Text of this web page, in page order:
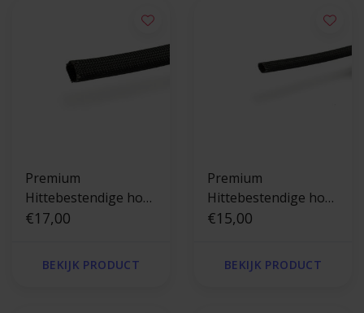
Premium
Hittebestendige hoes
Zwart tot 550 °C - 10
€17,00
BEKIJK PRODUCT
Premium
Hittebestendige hoes
Zwart tot 550 °C - 6
€15,00
BEKIJK PRODUCT